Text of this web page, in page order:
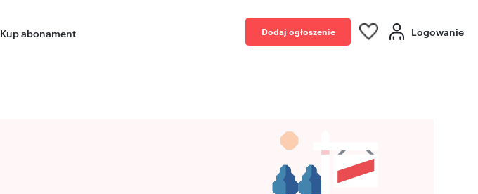
Kup abonament Dodaj ogłoszenie Logowanie